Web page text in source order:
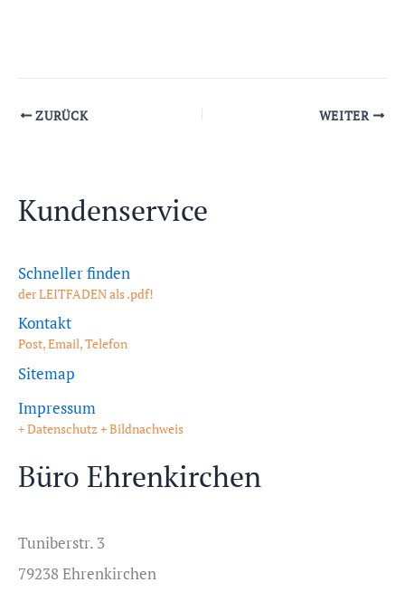
ZURÜCK WEITER
Kundenservice
Schneller finden
der LEITFADEN als .pdf!
Kontakt
Post, Email, Telefon
Sitemap
Impressum
+ Datenschutz + Bildnachweis
Büro Ehrenkirchen
Tuniberstr. 3
79238 Ehrenkirchen